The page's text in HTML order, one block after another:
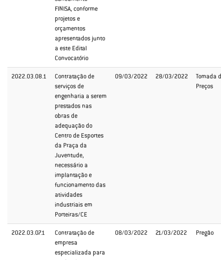
FINISA, conforme
projetos e
orçamentos
apresentados junto
a este Edital
Convocatório
2022.03.08.1
Contratação de
serviços de
engenharia a serem
prestados nas
obras de
adequação do
Centro de Esportes
da Praça da
Juventude,
necessário a
implantação e
funcionamento das
atividades
industriais em
Porteiras/CE
09/03/2022 28/03/2022
Tomada
Preços
2022.03.07.1
Contratação de
empresa
especializada para
08/03/2022 21/03/2022 Pregão